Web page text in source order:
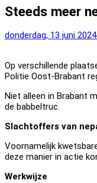
Steeds meer
donderdag, 13 juni 2024
Op verschillende
Politie Oost-Brabant
Niet alleen in Brabant
de babbeltruc.
Slachtoffers van
Voornamelijk
deze manier in actie
Werkwijze